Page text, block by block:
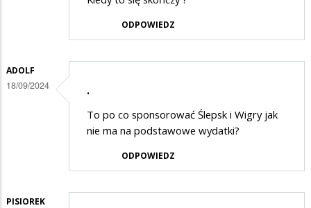
ODPOWIEDZ
ADOLF
18/09/2024 .
To po co sponsorować Ślepsk i Wigry jak
nie ma na podstawowe wydatki?
ODPOWIEDZ
PISIOREK